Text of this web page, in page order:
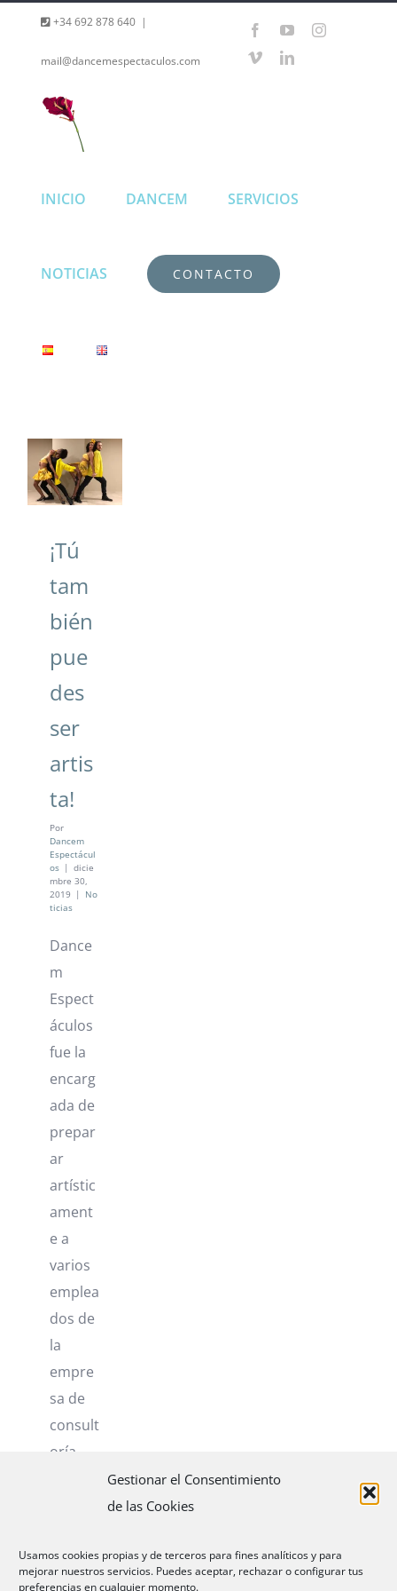
Gestionar el Consentimiento
de las Cookies
Usamos cookies propias y de terceros para fines analíticos y para
mejorar nuestros servicios. Puedes aceptar, rechazar o configurar tus
preferencias en cualquier momento.
contenido
+34 692 878 640 |
mail@dancemespectaculos.com
FacebookYouTubeInstagram
VimeoLinkedIn
INICIO DANCEM SERVICIOS
NOTICIAS CONTACTO
¡Tú
también
puedes
ser
artista!
¡Tú
tam
bién
pue
des
ser
artis
ta!
Por
Dancem
Espectácul
os | dicie
mbre 30,
2019 |
No
ticias
Dance
m
Espect
áculos
fue la
encarg
ada de
prepar
ar
artístic
ament
e a
varios
emplea
dos de
la
empre
sa de
consult
oría
información